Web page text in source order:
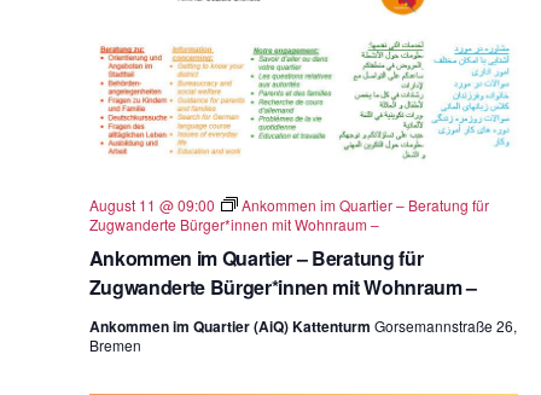
Ankommen im Quartier – Beratung für
Zugwanderte Bürger*innen mit Wohnraum –
August 11 @ 09:00
Ankommen im Quartier – Beratung für
Zugwanderte Bürger*innen mit Wohnraum –
Ankommen im Quartier (AiQ) Kattenturm Gorsemannstraße 26,
Bremen